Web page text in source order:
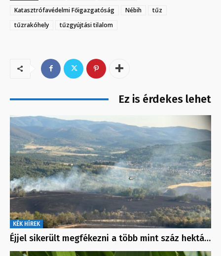
Katasztrófavédelmi Főigazgatóság
Nébih
tűz
tűzrakóhely
tűzgyújtási tilalom
Ez is érdekes lehet
KÉK HÍREK
Éjjel sikerült megfékezni a több mint száz hektá…